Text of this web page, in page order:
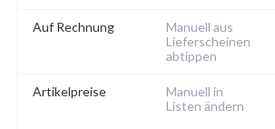
Auf Rechnung
Manuell aus
Lieferscheinen
abtippen
Artikelpreise
Manuell in
Listen ändern